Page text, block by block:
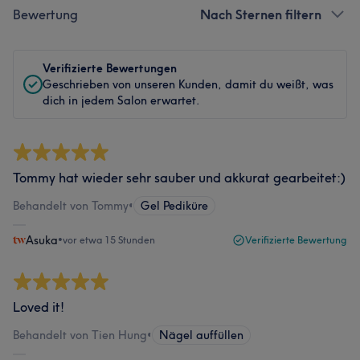
Bewertung Nach Sternen filtern
Verifizierte Bewertungen
Geschrieben von unseren Kunden, damit du weißt, was
dich in jedem Salon erwartet.
Tommy hat wieder sehr sauber und akkurat gearbeitet:)
Behandelt von Tommy• Gel Pediküre
Asuka•vor etwa 15 Stunden Verifizierte Bewertung
Loved it!
Behandelt von Tien Hung• Nägel auffüllen